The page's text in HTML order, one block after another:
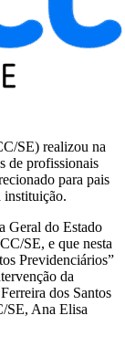
SE) realizou na
de profissionais
para pais
instituição.
Geral do Estado
SE, e que nesta
Previdenciários”
da
dos Santos
SE, Ana Elisa